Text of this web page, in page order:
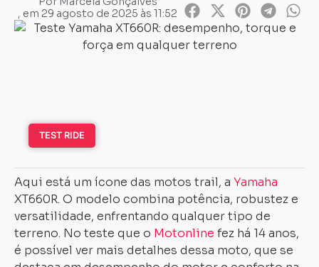
, em 29 agosto de 2025 às 11:52
TEST RIDE
Aqui está um ícone das motos trail, a Yamaha
XT660R. O modelo combina potência, robustez e
versatilidade, enfrentando qualquer tipo de
terreno. No teste que o Motonline fez há 14 anos,
é possível ver mais detalhes dessa moto, que se